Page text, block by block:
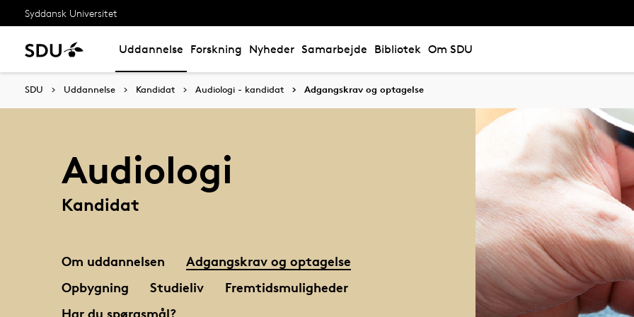
Syddansk Universitet
Uddannelse Forskning Nyheder Samarbejde Bibliotek Om SDU
SDU Uddannelse Kandidat Audiologi - kandidat Adgangskrav og optagelse
Audiologi
Kandidat
Om uddannelsen
Adgangskrav og optagelse
Opbygning
Studieliv
Fremtidsmuligheder
Har du spørgsmål?